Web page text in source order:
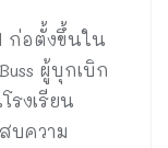
ก่อตั้งขึ้นใน
ผู้บุกเบิก
รงเรียน
บความ